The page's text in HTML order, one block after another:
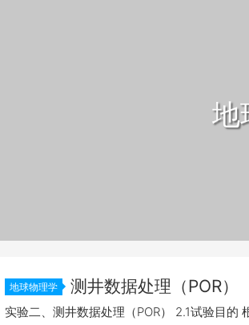
地
地球物理学 测井数据处理（POR）
实验二、测井数据处理（POR） 2.1试验目的